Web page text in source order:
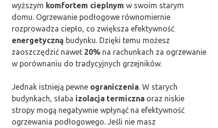
wyższym komfortem cieplnym w swoim starym
domu. Ogrzewanie podłogowe równomiernie
rozprowadza ciepło, co zwiększa efektywność
energetyczną budynku. Dzięki temu możesz
zaoszczędzić nawet 20% na rachunkach za ogrzewanie
w porównaniu do tradycyjnych grzejników.
Jednak istnieją pewne ograniczenia . W starych
budynkach, słaba izolacja termiczna oraz niskie
stropy mogą negatywnie wpłynąć na efektywność
ogrzewania podłogowego. Jeśli nie masz